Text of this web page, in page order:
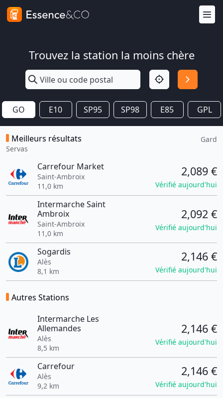
Trouvez la station la moins chère
GO E10 SP95 SP98 E85 GPL
Meilleurs résultats
Servas
Gard
Carrefour Market
Saint-Ambroix
11,0 km
2,089 €
Vérifié aujourd'hui
Intermarche Saint
Ambroix
Saint-Ambroix
11,0 km
2,092 €
Vérifié aujourd'hui
Sogardis
Alès
8,1 km
2,146 €
Vérifié aujourd'hui
Autres Stations
Intermarche Les
Allemandes
Alès
8,5 km
2,146 €
Vérifié aujourd'hui
Carrefour
Alès
9,2 km
2,146 €
Vérifié aujourd'hui